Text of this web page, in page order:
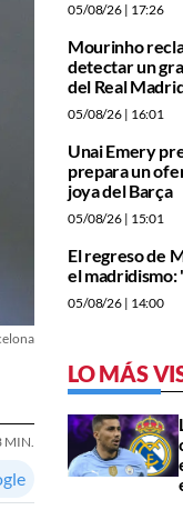
MIN.
05/08/26 | 17:26
Mourinho
detectar un
del Real
05/08/26 | 16:01
Unai Emery
prepara un
joya del Barça
05/08/26 | 15:01
El regreso de
el madridismo:
05/08/26 | 14:00
LO MÁS